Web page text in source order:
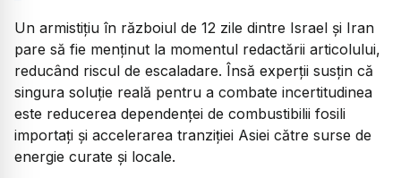
Un armistițiu în războiul de 12 zile dintre Israel și Iran
pare să fie menținut la momentul redactării articolului,
reducând riscul de escaladare. Însă experții susțin că
singura soluție reală pentru a combate incertitudinea
este reducerea dependenței de combustibilii fosili
importați și accelerarea tranziției Asiei către surse de
energie curate și locale.